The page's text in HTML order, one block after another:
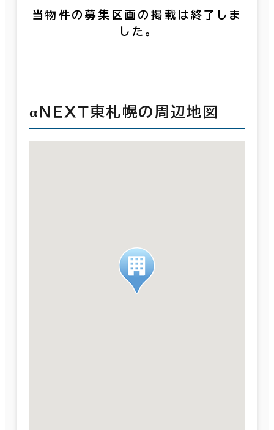
当物件の募集区画の掲載は終了しま
した。
αＮＥＸＴ東札幌の周辺地図